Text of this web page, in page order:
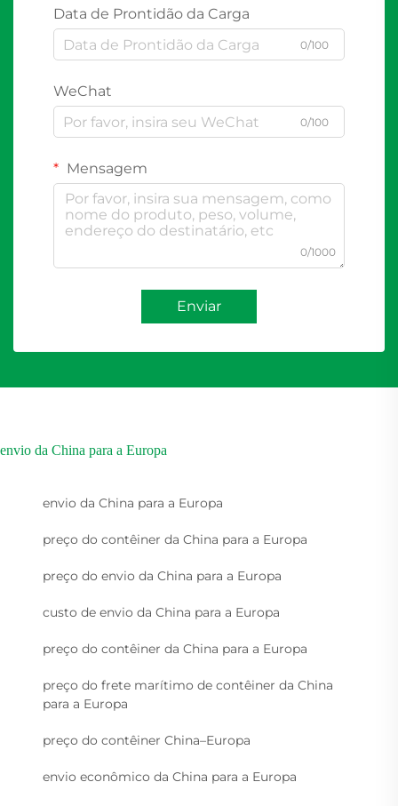
Data de Prontidão da Carga
0/100
WeChat
0/100
Mensagem
0/1000
Enviar
envio da China para a Europa
envio da China para a Europa
preço do contêiner da China para a Europa
preço do envio da China para a Europa
custo de envio da China para a Europa
preço do contêiner da China para a Europa
preço do frete marítimo de contêiner da China
para a Europa
preço do contêiner China–Europa
envio econômico da China para a Europa